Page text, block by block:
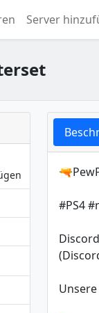
Server
#PS4